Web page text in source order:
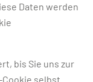
Daten werden
bis Sie uns zur
selbst